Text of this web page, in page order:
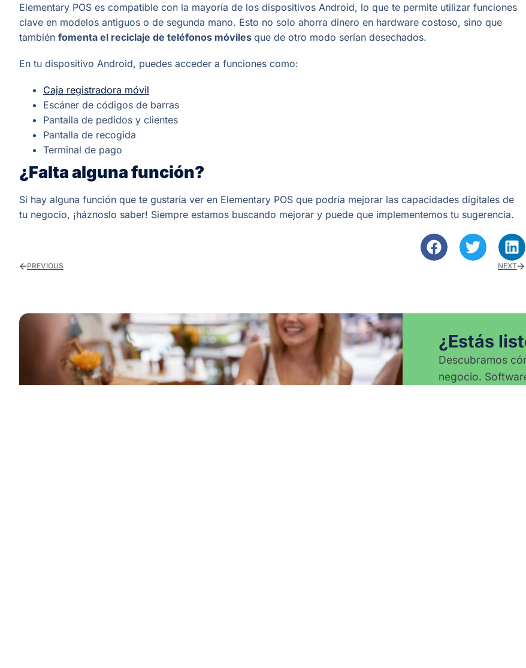
Elementary POS es compatible con la mayoría de los dispositivos Android, lo que te permite utilizar funciones
clave en modelos antiguos o de segunda mano. Esto no solo ahorra dinero en hardware costoso, sino que
también fomenta el reciclaje de teléfonos móviles que de otro modo serían desechados.
En tu dispositivo Android, puedes acceder a funciones como:
Caja registradora móvil
Escáner de códigos de barras
Pantalla de pedidos y clientes
Pantalla de recogida
Terminal de pago
¿Falta alguna función?
Si hay alguna función que te gustaría ver en Elementary POS que podría mejorar las capacidades digitales de
tu negocio, ¡háznoslo saber! Siempre estamos buscando mejorar y puede que implementemos tu sugerencia.
PREVIOUS NEXT
¿Estás
Descubramos
negocio.